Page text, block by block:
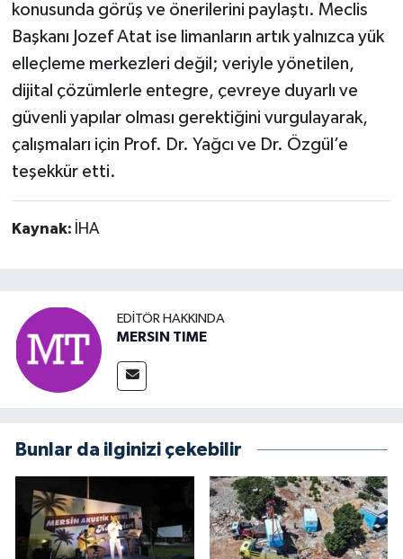
konusunda görüş ve önerilerini paylaştı. Meclis
Başkanı Jozef Atat ise limanların artık yalnızca yük
elleçleme merkezleri değil; veriyle yönetilen,
dijital çözümlerle entegre, çevreye duyarlı ve
güvenli yapılar olması gerektiğini vurgulayarak,
çalışmaları için Prof. Dr. Yağcı ve Dr. Özgül’e
teşekkür etti.
Kaynak: İHA
EDITÖR HAKKINDA
MERSIN TIME
Bunlar da ilginizi çekebilir